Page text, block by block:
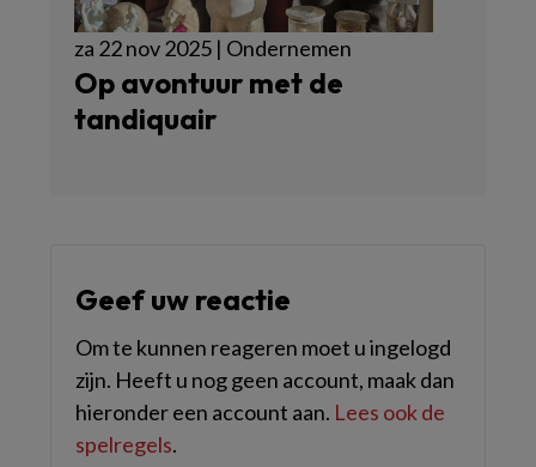
za 22 nov 2025 | Ondernemen
Op avontuur met de
tandiquair
Geef uw reactie
Om te kunnen reageren moet u ingelogd
zijn. Heeft u nog geen account, maak dan
hieronder een account aan. Lees ook de
spelregels.